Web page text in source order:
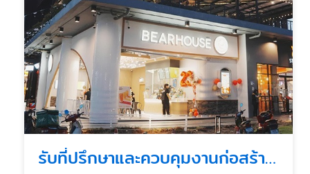
รับที่ปรึกษาและควบคุมงานก่อสร้างร้านค้า